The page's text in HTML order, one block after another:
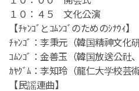
１０：４５ 文化公演
【ﾁｬﾝｺﾞとｺﾑﾝｺﾞのためのｼﾅｳｨ】
ﾁｬﾝｺﾞ：李秉元（韓国精神文化
ｺﾑﾝｺﾞ：金善玉（韓国放送公社
ｶﾔｸﾞﾑ：李知玲（龍仁大学校芸
【民謡連曲】